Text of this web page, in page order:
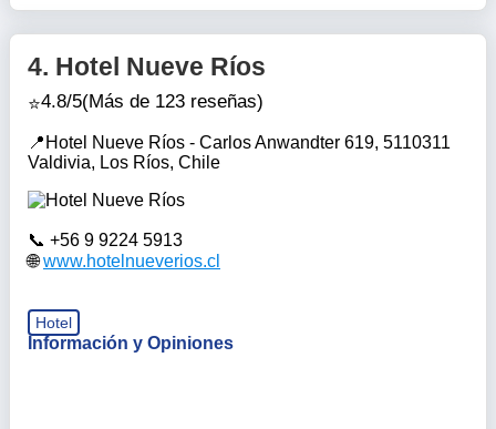
+56 9 9224 5913
www.hotelnueverios.cl
4. Hotel Nueve Ríos
4.8/5(Más de 123 reseñas)
Hotel Nueve Ríos - Carlos Anwandter 619, 5110311
Valdivia, Los Ríos, Chile
Hotel
Información y Opiniones